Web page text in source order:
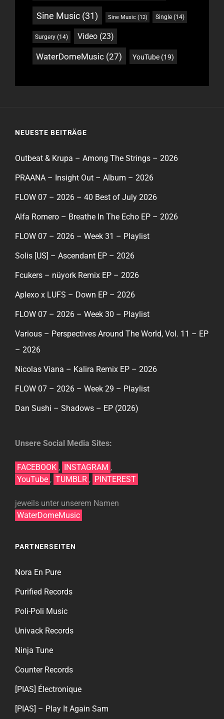
Sine Music(31) Sine Music(12) Single(14)
Surgery (14) Video(23)
WaterDomeMusic (27) YouTube (19)
NEUESTE BEITRÄGE
Outbeat & Krupa – Among The Strings – 2026
PRAANA – Insight Out – Album – 2026
FLOW 07 – 2026 – 40 Best of July 2026
Alfa Romero – Breathe In The Echo EP – 2026
FLOW 07 – 2026 – Week 31 – Playlist
Solis [US] – Ascendant EP – 2026
Fcukers – nüyork Remix EP – 2026
Aplexo x LUFS – Down EP – 2026
FLOW 07 – 2026 – Week 30 – Playlist
Various – Perspectives Around The World, Vol. 11 – EP
– 2026
Nicolas Viana – Kalira Remix EP – 2026
FLOW 07 – 2026 – Week 29 – Playlist
Dan Sushi – Shadows – EP (2026)
Unsere Social Media Sites:
FACEBOOK , INSTAGRAM ,
YouTube , TUMBLR , PINTEREST
jeweils unter unserem Namen
WaterDomeMusic
PARTNERSEITEN
Nora En Pure
Purified Records
Poli-Poli Music
Univack Records
Ninja Tune
Counter Records
[PIAS] Électronique
[PIAS] – Play It Again Sam